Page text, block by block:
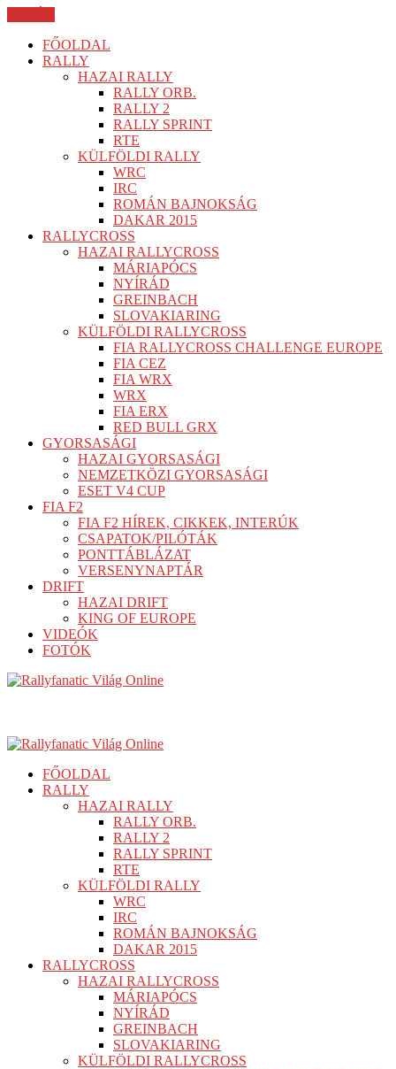
FŐOLDAL
RALLY
HAZAI RALLY
RALLY ORB.
RALLY 2
RALLY SPRINT
RTE
KÜLFÖLDI RALLY
WRC
IRC
ROMÁN BAJNOKSÁG
DAKAR 2015
RALLYCROSS
HAZAI RALLYCROSS
MÁRIAPÓCS
NYÍRÁD
GREINBACH
SLOVAKIARING
KÜLFÖLDI RALLYCROSS
FIA RALLYCROSS CHALLENGE EUROPE
FIA CEZ
FIA WRX
WRX
FIA ERX
RED BULL GRX
GYORSASÁGI
HAZAI GYORSASÁGI
NEMZETKÖZI GYORSASÁGI
ESET V4 CUP
FIA F2
FIA F2 HÍREK, CIKKEK, INTERÚK
CSAPATOK/PILÓTÁK
PONTTÁBLÁZAT
VERSENYNAPTÁR
DRIFT
HAZAI DRIFT
KING OF EUROPE
VIDEÓK
FOTÓK
FŐOLDAL
RALLY
HAZAI RALLY
RALLY ORB.
RALLY 2
RALLY SPRINT
RTE
KÜLFÖLDI RALLY
WRC
IRC
ROMÁN BAJNOKSÁG
DAKAR 2015
RALLYCROSS
HAZAI RALLYCROSS
MÁRIAPÓCS
NYÍRÁD
GREINBACH
SLOVAKIARING
KÜLFÖLDI RALLYCROSS